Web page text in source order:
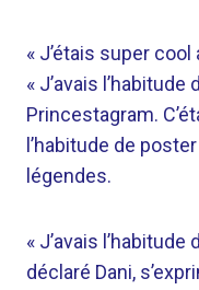
« J’étais super
« J’avais
Princestagram.
l’habitude de
légendes.
« J’avais
déclaré Dani,